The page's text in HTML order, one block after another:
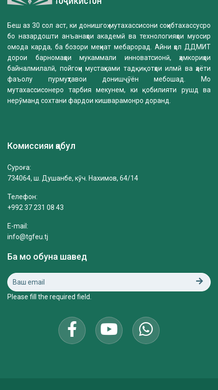
Беш аз 30 сол аст, ки донишгоҳ мутахассисони соҳибтахассусро
бо назардошти анъанаҳои академӣ ва технологияҳои муосир
омода карда, ба бозори меҳнат мебарорад. Айни ҳол ДДМИТ
дорои барномаҳои мукаммали инноватсионӣ, ҳамкориҳои
байналмилалӣ, пойгоҳи мустаҳками тадқиқотҳои илмӣ ва ҳаёти
фаъолу пурмуҳтавои донишҷӯён мебошад. Мо
мутахассисонеро тарбия мекунем, ки қобилияти рушд ва
нерӯманд сохтани фардои кишварамонро доранд.
Комиссияи қабул
Суроға:
734064, ш. Душанбе, кӯч. Нахимов, 64/14
Телефон:
+992 37 231 08 43
E-mail:
info@tgfeu.tj
Ба мо обуна шавед
Please fill the required field.